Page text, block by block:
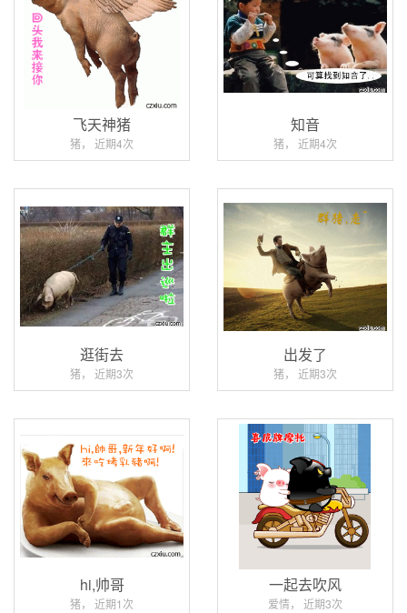
飞天神猪
猪， 近期4次
知音
猪， 近期4次
逛街去
猪， 近期3次
出发了
猪， 近期3次
hi,帅哥
猪， 近期1次
一起去吹风
爱情， 近期3次